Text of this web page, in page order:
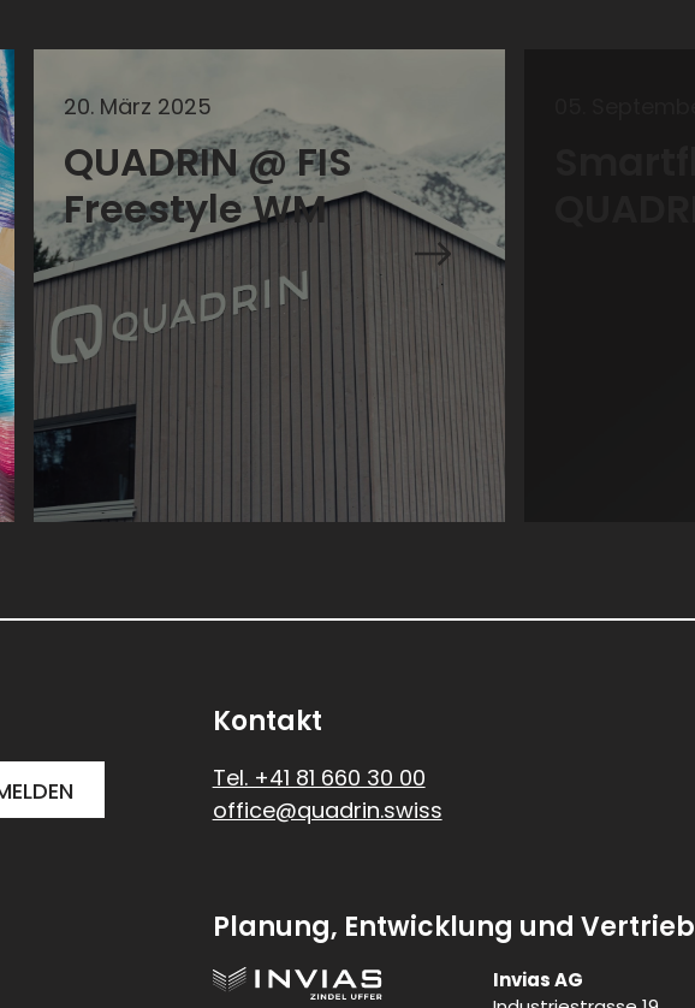
20. März 2025
QUADRIN @ FIS
Freestyle WM
Kontakt
Tel. +41 81 660 30 00
office@quadrin.swiss
Planung, Entwicklung und Vertrieb
Invias AG